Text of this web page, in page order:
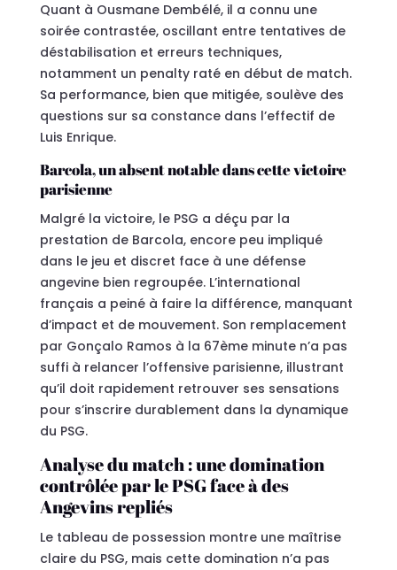
Quant à Ousmane Dembélé, il a connu une
soirée contrastée, oscillant entre tentatives de
déstabilisation et erreurs techniques,
notamment un penalty raté en début de match.
Sa performance, bien que mitigée, soulève des
questions sur sa constance dans l’effectif de
Luis Enrique.
Barcola, un absent notable dans cette victoire
parisienne
Malgré la victoire, le PSG a déçu par la
prestation de Barcola, encore peu impliqué
dans le jeu et discret face à une défense
angevine bien regroupée. L’international
français a peiné à faire la différence, manquant
d’impact et de mouvement. Son remplacement
par Gonçalo Ramos à la 67ème minute n’a pas
suffi à relancer l’offensive parisienne, illustrant
qu’il doit rapidement retrouver ses sensations
pour s’inscrire durablement dans la dynamique
du PSG.
Analyse du match : une domination
contrôlée par le PSG face à des
Angevins repliés
Le tableau de possession montre une maîtrise
claire du PSG, mais cette domination n’a pas